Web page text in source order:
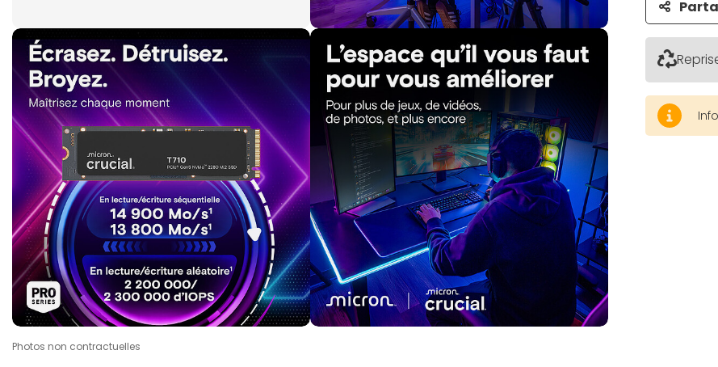
Photos non contractuelles